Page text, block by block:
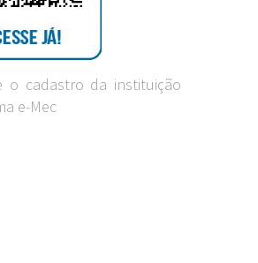
o cadastro da instituição
e-Mec